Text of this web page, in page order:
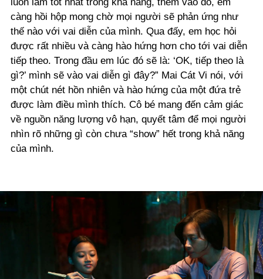
càng hồi hộp mong chờ mọi người sẽ phản ứng như
thế nào với vai diễn của mình. Qua đấy, em học hỏi
được rất nhiều và càng hào hứng hơn cho tới vai diễn
tiếp theo. Trong đầu em lúc đó sẽ là: ‘OK, tiếp theo là
gì?’ mình sẽ vào vai diễn gì đây?” Mai Cát Vi nói, với
một chút nét hồn nhiên và hào hứng của một đứa trẻ
được làm điều mình thích. Cô bé mang đến cảm giác
về nguồn năng lượng vô hạn, quyết tâm để mọi người
nhìn rõ những gì còn chưa “show” hết trong khả năng
của mình.